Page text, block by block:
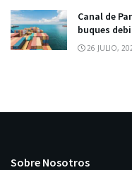
Canal de
buques
26 JULIO,
Sobre Nosotros